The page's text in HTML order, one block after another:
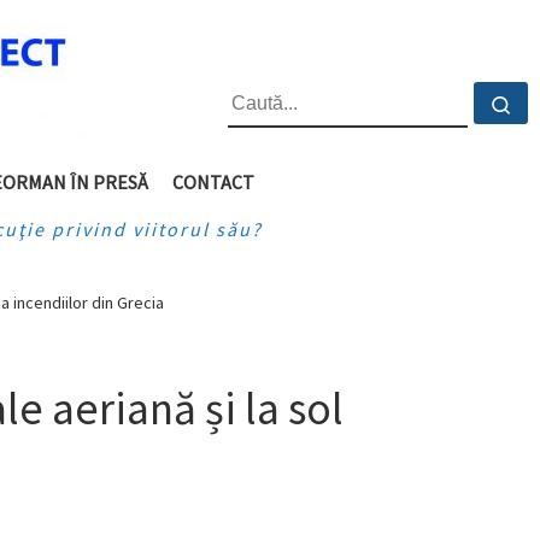
CĂUTARE
ÎN PRESĂ
CONTACT
privind viitorul său?
incendiilor din Grecia
aeriană și la sol